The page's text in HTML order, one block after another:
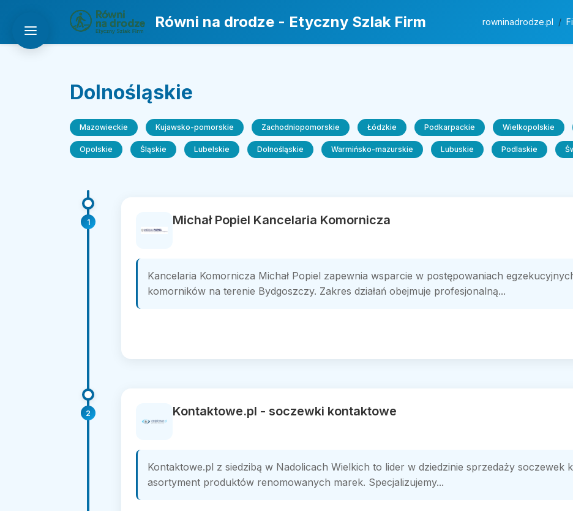
Równi na drodze - Etyczny Szlak Firm rowninadrodze.pl
Dolnośląskie
Mazowieckie Kujawsko-pomorskie Zachodniopomorskie Łódzkie Podkarpackie Wielkopolskie
Opolskie Śląskie Lubelskie Dolnośląskie Warmińsko-mazurskie Lubuskie Podlaskie
1 Michał Popiel Kancelaria Komornicza
Kancelaria Komornicza Michał Popiel zapewnia wsparcie w postępowaniach
komorników na terenie Bydgoszczy. Zakres działań obejmuje profesjonalną...
2 Kontaktowe.pl - soczewki kontaktowe
Kontaktowe.pl z siedzibą w Nadolicach Wielkich to lider w dziedzinie sprzedaży
asortyment produktów renomowanych marek. Specjalizujemy...